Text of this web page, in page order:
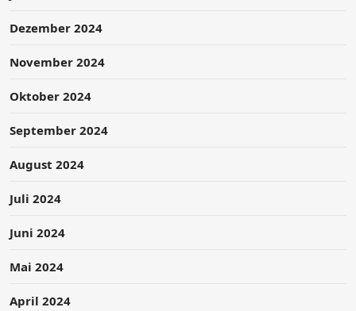
Dezember 2024
November 2024
Oktober 2024
September 2024
August 2024
Juli 2024
Juni 2024
Mai 2024
April 2024